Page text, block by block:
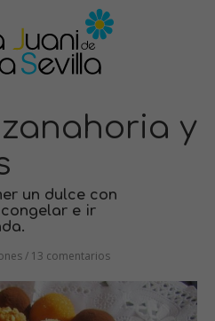
y
un dulce con
e ir
/ 13 comentarios